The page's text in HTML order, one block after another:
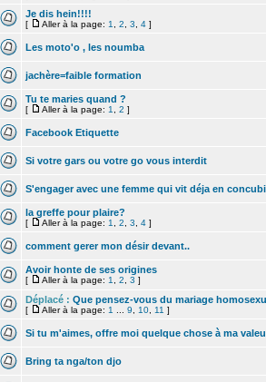
Je dis hein!!!!
[ Aller à la page: 1 2 3 4 ]
Les moto'o , les noumba
jachère=faible formation
Tu te maries quand ?
[ Aller à la page: 1 2 ]
Facebook Etiquette
Si votre gars ou votre go vous interdit
S'engager avec une femme qui vit déja en
la greffe pour plaire?
[ Aller à la page: 1 2 3 4 ]
comment gerer mon désir devant..
Avoir honte de ses origines
[ Aller à la page: 1 2 3 ]
Déplacé : Que pensez-vous du mariage
[ Aller à la page: 1 9 10 11 ]
Si tu m'aimes, offre moi quelque chose à ma
Bring ta nga/ton djo